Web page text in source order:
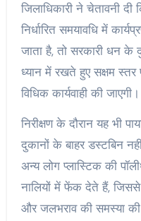
जिलाधिकारी ने चेतावनी दी
निर्धारित समयावधि में
जाता है, तो सरकारी धन
ध्यान में रखते हुए सक्षम
विधिक कार्यवाही की जाएगी।
निरीक्षण के दौरान यह भी
दुकानों के बाहर डस्टबिन
अन्य लोग प्लास्टिक की
नालियों में फेंक देते हैं, जिससे
और जलभराव की समस्या की